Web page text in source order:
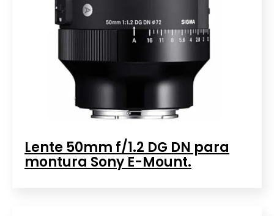
Lente 50mm f/1.2 DG DN para
montura Sony E-Mount.